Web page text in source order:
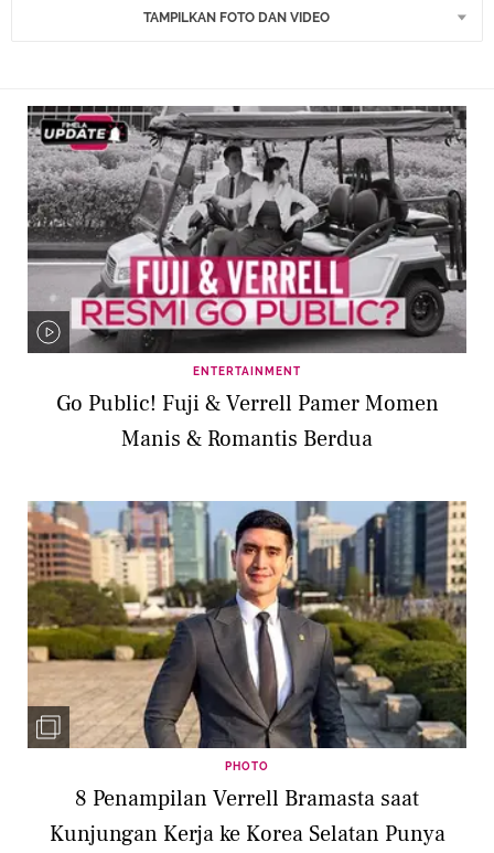
TAMPILKAN FOTO DAN VIDEO
ENTERTAINMENT
Go Public! Fuji & Verrell Pamer Momen
Manis & Romantis Berdua
PHOTO
8 Penampilan Verrell Bramasta saat
Kunjungan Kerja ke Korea Selatan Punya